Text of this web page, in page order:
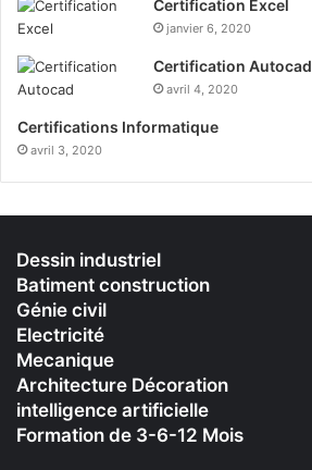
Certification Excel
janvier 6, 2020
Certification Autocad
avril 4, 2020
Certifications Informatique
avril 3, 2020
Dessin industriel
Batiment construction
Génie civil
Electricité
Mecanique
Architecture Décoration
intelligence artificielle
Formation de 3-6-12 Mois